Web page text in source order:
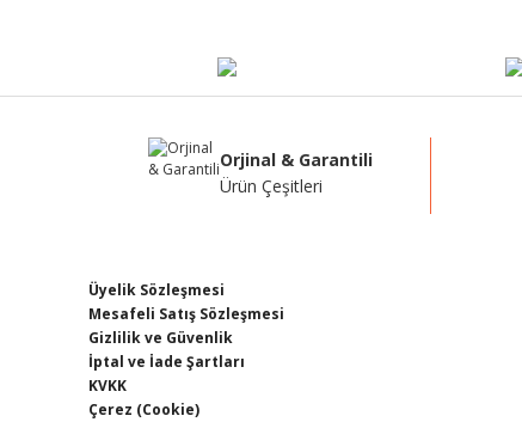
Ürün bilgilerinde hatalar bulunuyor.
Bu ürüne benzer farklı alternatifler olmalı.
Orjinal & Garantili
Ürün Çeşitleri
Üyelik Sözleşmesi
Mesafeli Satış Sözleşmesi
Gizlilik ve Güvenlik
İptal ve İade Şartları
KVKK
Çerez (Cookie)